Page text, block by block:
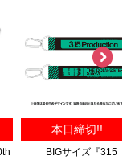
本日締切!!
BIGサイズ『315